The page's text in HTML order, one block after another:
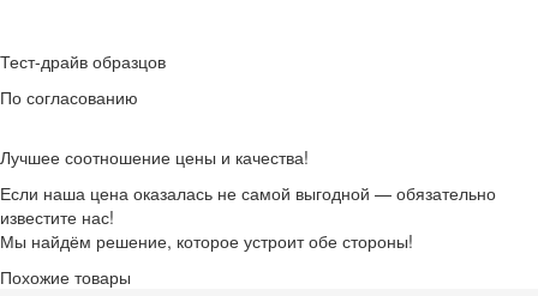
Тест-драйв образцов
По согласованию
Лучшее соотношение цены и качества!
Если наша цена оказалась не самой выгодной — обязательно
известите нас!
Мы найдём решение, которое устроит обе стороны!
Похожие товары